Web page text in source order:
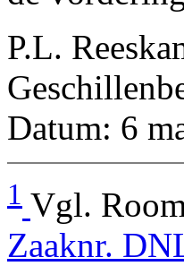
P.L.
Datum: 6
1 Vgl.
Zaaknr.